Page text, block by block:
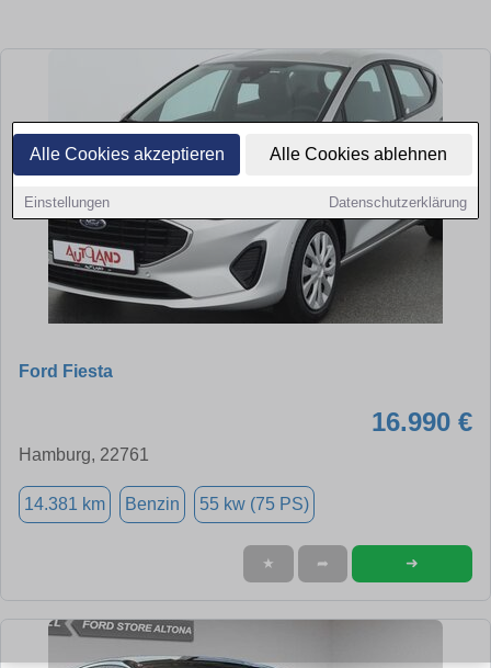
Alle Cookies akzeptieren Alle Cookies ablehnen
Einstellungen Datenschutzerklärung
Ford Fiesta
16.990 €
Hamburg, 22761
14.381 km Benzin 55 kw (75 PS)
★ ➦ ➜